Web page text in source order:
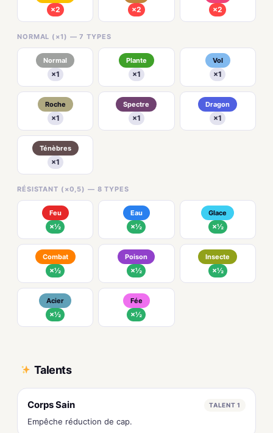
×2 ×2 ×2
NORMAL (×1) — 7 TYPES
Normal
×1
Plante
×1
Vol
×1
Roche
×1
Spectre
×1
Dragon
×1
Ténèbres
×1
RÉSISTANT (×0,5) — 8 TYPES
Feu
×½
Eau
×½
Glace
×½
Combat
×½
Poison
×½
Insecte
×½
Acier
×½
Fée
×½
Talents
Corps Sain TALENT 1
Empêche réduction de cap.